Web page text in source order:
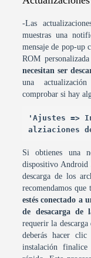
-Las
muestras una
mensaje de pop-up
ROM
necesitan ser
una
comprobar si hay
'Ajustes =>
alziaciones
Si obtienes una
dispositivo Android
descarga de los
recomendamos que
estés conectado a
de desacarga de
requerir la descarga
deberás hacer
instalación